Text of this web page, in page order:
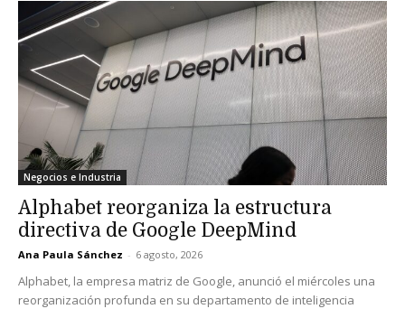
Negocios e Industria
Alphabet reorganiza la estructura
directiva de Google DeepMind
Ana Paula Sánchez - 6 agosto, 2026
Alphabet, la empresa matriz de Google, anunció el miércoles una
reorganización profunda en su departamento de inteligencia